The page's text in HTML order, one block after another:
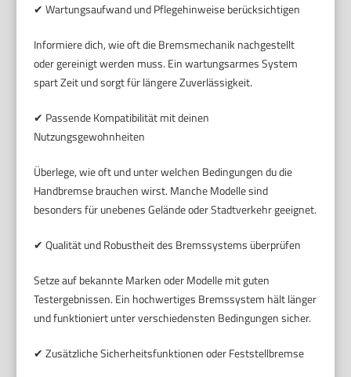
✔ Wartungsaufwand und Pflegehinweise berücksichtigen
Informiere dich, wie oft die Bremsmechanik nachgestellt
oder gereinigt werden muss. Ein wartungsarmes System
spart Zeit und sorgt für längere Zuverlässigkeit.
✔ Passende Kompatibilität mit deinen
Nutzungsgewohnheiten
Überlege, wie oft und unter welchen Bedingungen du die
Handbremse brauchen wirst. Manche Modelle sind
besonders für unebenes Gelände oder Stadtverkehr geeignet.
✔ Qualität und Robustheit des Bremssystems überprüfen
Setze auf bekannte Marken oder Modelle mit guten
Testergebnissen. Ein hochwertiges Bremssystem hält länger
und funktioniert unter verschiedensten Bedingungen sicher.
✔ Zusätzliche Sicherheitsfunktionen oder Feststellbremse